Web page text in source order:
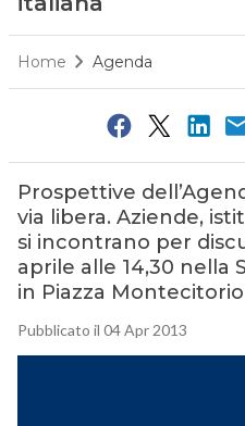
Home Agenda
Prospettive
via libera. Aziende,
si incontrano per
aprile alle 14,30 nella
in Piazza Montecitorio
Pubblicato il 04 Apr 2013